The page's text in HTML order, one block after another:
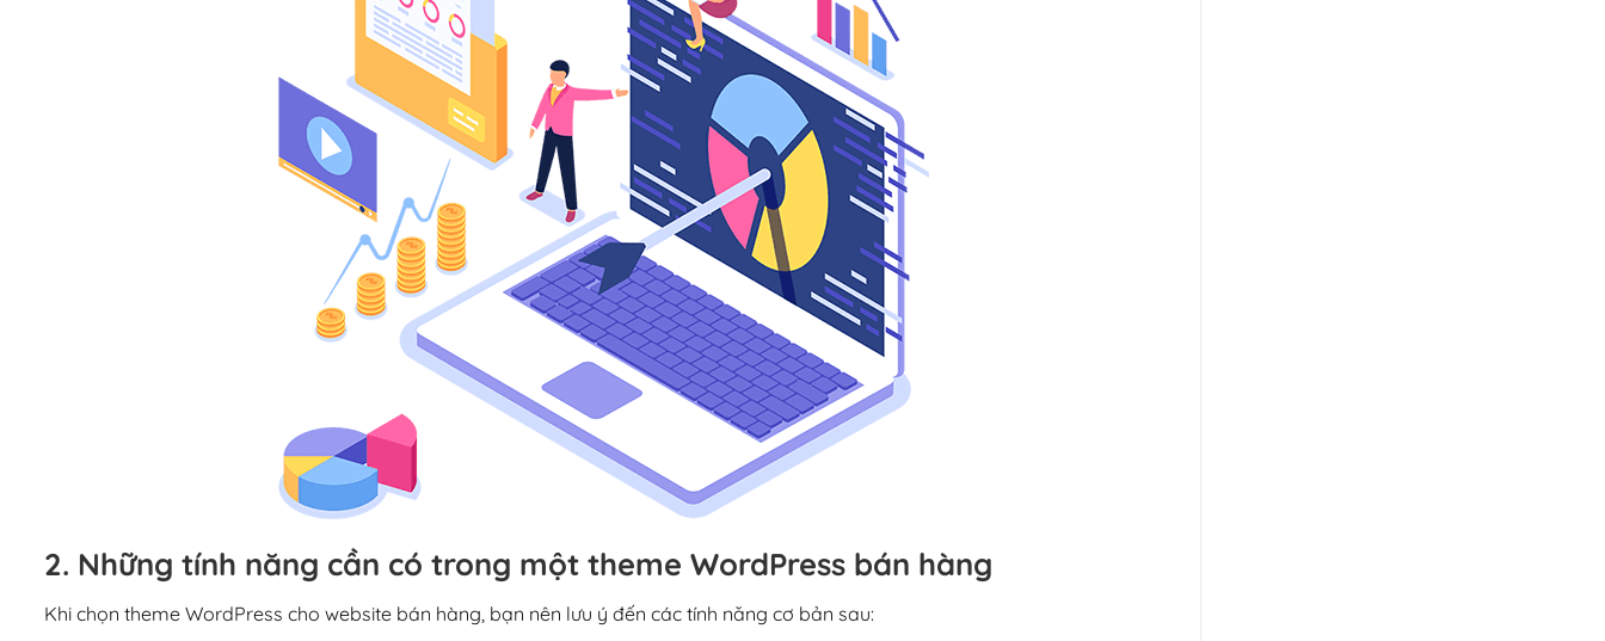
2. Những tính năng cần có trong một theme WordPress bán hàng
Khi chọn theme WordPress cho website bán hàng, bạn nên lưu ý đến các tính năng cơ bản sau: